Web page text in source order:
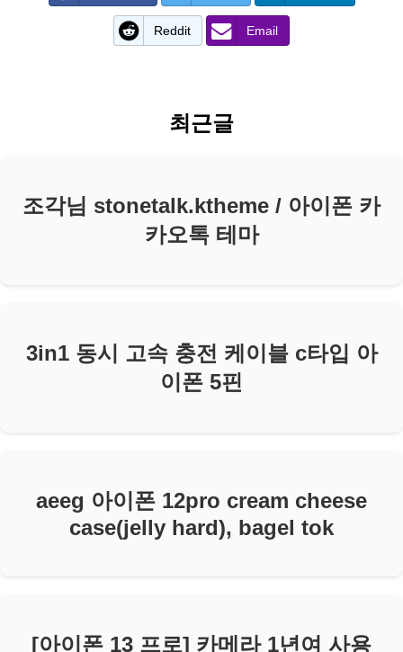
Reddit Email
최근글
조각님 stonetalk.ktheme / 아이폰 카
카오톡 테마
3in1 동시 고속 충전 케이블 c타입 아
이폰 5핀
aeeg 아이폰 12pro cream cheese
case(jelly hard), bagel tok
[아이폰 13 프로] 카메라 1년여 사용